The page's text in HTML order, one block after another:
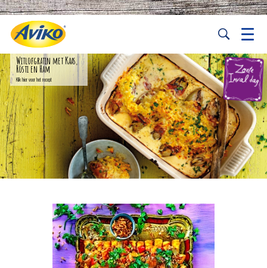
Hollandse snert met
rösti mini
Klik hier voor het recept